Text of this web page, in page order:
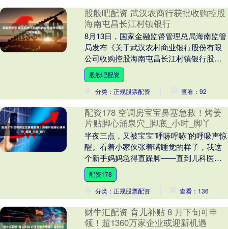
股般吧配资 武汉农商行获批收购控股
海南屯昌长江村镇银行
8月13日，国家金融监督管理总局海南监管
局发布《关于武汉农村商业银行股份有限
公司收购控股海南屯昌长江村镇银行股份
有限公司的批复》，同意武汉农村商业银
行收购陈皓持....
股般吧配资
分类：正规股票配资
查看：92
配资178 空调房宝宝鼻塞急救！烤姜
片贴脚心涌泉穴_脚底_小时_脚丫
半夜三点，又被宝宝"呼哧呼哧"的呼吸声惊
醒。看着小家伙张着嘴睡觉的样子，我这
个新手妈妈急得直跺脚——直到儿科医生
的姑姑教了我这招"烤姜片脚心贴"，从此告
别了通宵....
配资178
分类：正规股票配资
查看：136
财牛汇配资 育儿补贴 8 月下旬可申
领！超1360万家企业或迎新机遇